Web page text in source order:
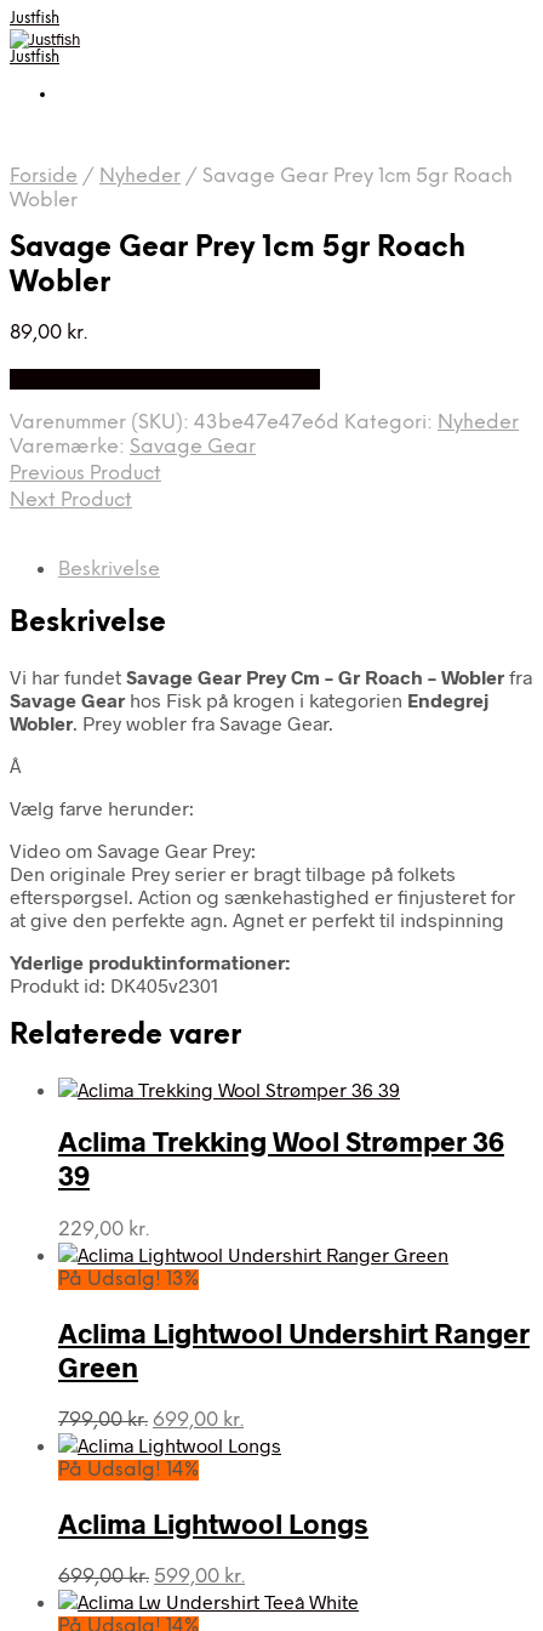
Justfish
Justfish
Forside / Nyheder / Savage Gear Prey 1cm 5gr Roach
Wobler
Savage Gear Prey 1cm 5gr Roach
Wobler
89,00 kr.
Varenummer (SKU): 43be47e47e6d Kategori: Nyheder
Varemærke: Savage Gear
Previous Product
Next Product
Beskrivelse
Beskrivelse
Vi har fundet Savage Gear Prey Cm – Gr Roach – Wobler fra
Savage Gear hos Fisk på krogen i kategorien Endegrej
Wobler. Prey wobler fra Savage Gear.
Â
Vælg farve herunder:
Video om Savage Gear Prey:
Den originale Prey serier er bragt tilbage på folkets
efterspørgsel. Action og sænkehastighed er finjusteret for
at give den perfekte agn. Agnet er perfekt til indspinning
Yderlige produktinformationer:
Produkt id: DK405v2301
Relaterede varer
Aclima Trekking Wool Strømper 36
39
229,00 kr.
På Udsalg! 13%
Aclima Lightwool Undershirt Ranger
Green
799,00kr. Den
oprindelige
pris
799,00 kr..
699,00 kr.
aktuelle
699,00 kr..
På Udsalg! 14%
Aclima Lightwool Longs
699,00kr. Den
oprindelige
pris
599,00 kr.
aktuelle